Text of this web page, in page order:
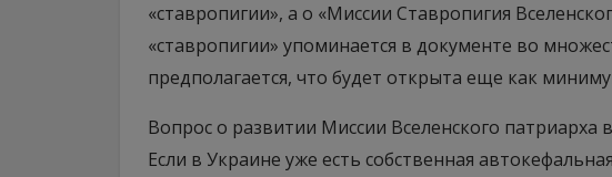
«ставропигии», а о «Миссии Ставропигия
«ставропигии» упоминается в документе во
предполагается, что будет открыта еще как
Вопрос о развитии Миссии Вселенского патриарха
Если в Украине уже есть собственная